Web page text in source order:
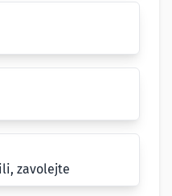
zavolejte